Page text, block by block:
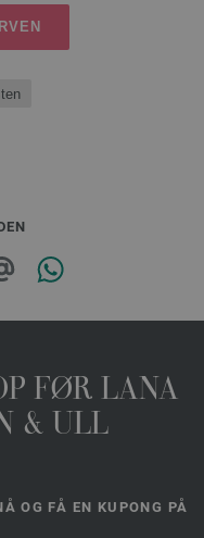
FØR LANA
& ULL
OG FÅ EN KUPONG PÅ